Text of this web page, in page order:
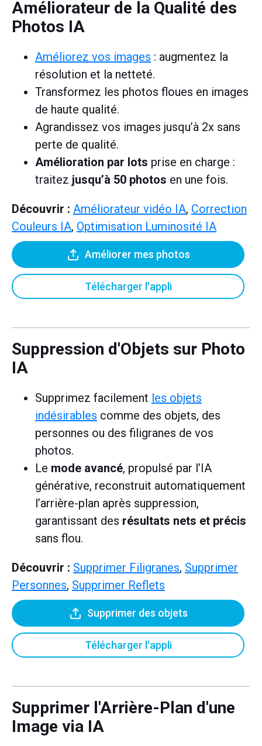
Améliorateur de la Qualité des
Photos IA
Améliorez vos images : augmentez la
résolution et la netteté.
Transformez les photos floues en images
de haute qualité.
Agrandissez vos images jusqu’à 2x sans
perte de qualité.
Amélioration par lots prise en charge :
traitez jusqu’à 50 photos en une fois.
Découvrir : Améliorateur vidéo IA, Correction
Couleurs IA, Optimisation Luminosité IA
Améliorer mes photos
Télécharger l'appli
Suppression d'Objets sur Photo
IA
Supprimez facilement les objets
indésirables comme des objets, des
personnes ou des filigranes de vos
photos.
Le mode avancé, propulsé par l’IA
générative, reconstruit automatiquement
l’arrière-plan après suppression,
garantissant des résultats nets et précis
sans flou.
Découvrir : Supprimer Filigranes, Supprimer
Personnes, Supprimer Reflets
Supprimer des objets
Télécharger l'appli
Supprimer l'Arrière-Plan d'une
Image via IA